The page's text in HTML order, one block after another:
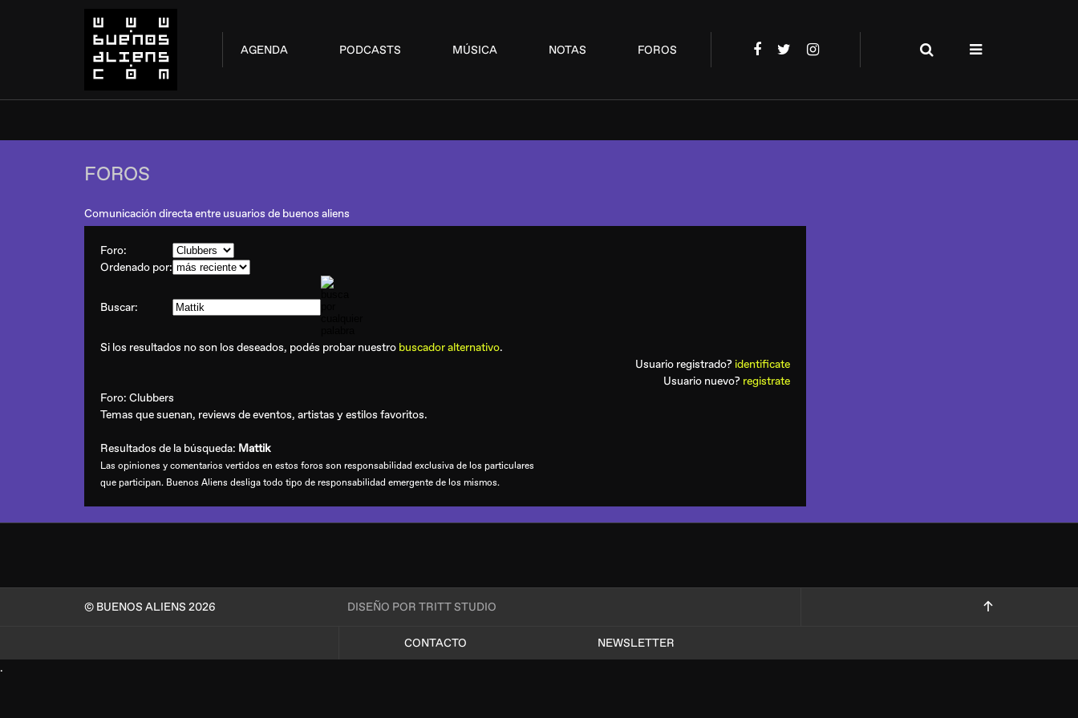
AGENDA PODCASTS MÚSICA NOTAS FOROS
FOROS
Comunicación directa entre usuarios de buenos aliens
Foro:
Ordenado por:
Buscar:
Si los resultados no son los deseados, podés probar nuestro buscador alternativo.
Usuario registrado? identificate
Usuario nuevo? registrate
Foro: Clubbers
Temas que suenan, reviews de eventos, artistas y estilos favoritos.
Resultados de la búsqueda: Mattik
Las opiniones y comentarios vertidos en estos foros son responsabilidad exclusiva de los particulares
que participan. Buenos Aliens desliga todo tipo de responsabilidad emergente de los mismos.
© BUENOS ALIENS 2026 DISEÑO POR TRITT STUDIO
CONTACTO
NEWSLETTER
.